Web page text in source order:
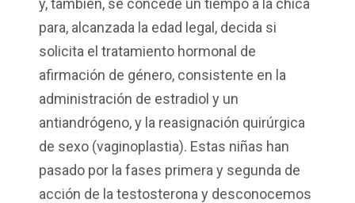
y, también, se concede un tiempo a la chica
para, alcanzada la edad legal, decida si
solicita el tratamiento hormonal de
afirmación de género, consistente en la
administración de estradiol y un
antiandrógeno, y la reasignación quirúrgica
de sexo (vaginoplastia). Estas niñas han
pasado por la fases primera y segunda de
acción de la testosterona y desconocemos